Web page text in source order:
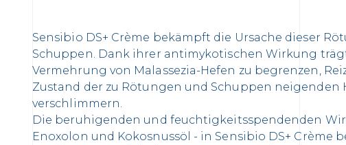
Sensibio DS+ Crème bekämpft die Ursache dieser
Schuppen. Dank ihrer antimykotischen Wirkung
Vermehrung von Malassezia-Hefen zu begrenzen,
Zustand der zu Rötungen und Schuppen neigenden
verschlimmern.
Die beruhigenden und feuchtigkeitsspendenden
Enoxolon und Kokosnussöl - in Sensibio DS+ Crème